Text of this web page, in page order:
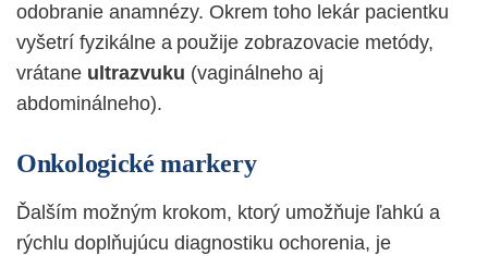
odobranie anamnézy. Okrem toho lekár pacientku
vyšetrí fyzikálne a použije zobrazovacie metódy,
vrátane ultrazvuku (vaginálneho aj
abdominálneho).
Onkologické markery
Ďalším možným krokom, ktorý umožňuje ľahkú a
rýchlu doplňujúcu diagnostiku ochorenia, je